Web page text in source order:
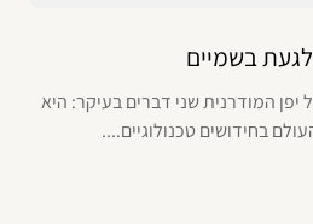
בשמיים
המודרנית שני דברים בעיקר: היא
בחידושים טכנולוגיים....